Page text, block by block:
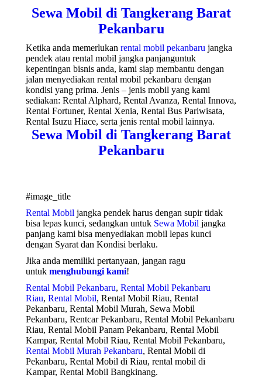
Sewa Mobil di Tangkerang Barat
Pekanbaru
Ketika anda memerlukan rental mobil pekanbaru jangka
pendek atau rental mobil jangka panjanguntuk
kepentingan bisnis anda, kami siap membantu dengan
jalan menyediakan rental mobil pekanbaru dengan
kondisi yang prima. Jenis – jenis mobil yang kami
sediakan: Rental Alphard, Rental Avanza, Rental Innova,
Rental Fortuner, Rental Xenia, Rental Bus Pariwisata,
Rental Isuzu Hiace, serta jenis rental mobil lainnya.
Sewa Mobil di Tangkerang Barat
Pekanbaru
#image_title
Rental Mobil jangka pendek harus dengan supir tidak
bisa lepas kunci, sedangkan untuk Sewa Mobil jangka
panjang kami bisa menyediakan mobil lepas kunci
dengan Syarat dan Kondisi berlaku.
Jika anda memiliki pertanyaan, jangan ragu
untuk menghubungi kami!
Rental Mobil Pekanbaru, Rental Mobil Pekanbaru
Riau, Rental Mobil, Rental Mobil Riau, Rental
Pekanbaru, Rental Mobil Murah, Sewa Mobil
Pekanbaru, Rentcar Pekanbaru, Rental Mobil Pekanbaru
Riau, Rental Mobil Panam Pekanbaru, Rental Mobil
Kampar, Rental Mobil Riau, Rental Mobil Pekanbaru,
Rental Mobil Murah Pekanbaru, Rental Mobil di
Pekanbaru, Rental Mobil di Riau, rental mobil di
Kampar, Rental Mobil Bangkinang.